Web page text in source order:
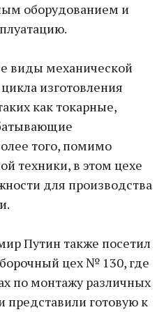
оборудованием и
виды механической
изготовления
как токарные,
того, помимо
техники, в этом цехе
для производства
Путин также посетил
цех № 130, где
по монтажу различных
готовую к